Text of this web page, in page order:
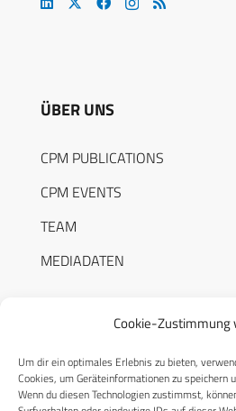
Cookie-Zustimmung
Um dir ein optimales Erlebnis zu bieten,
Cookies, um Geräteinformationen zu speichern
Wenn du diesen Technologien zustimmst,
ÜBER UNS
CPM PUBLICATIONS
CPM EVENTS
TEAM
MEDIADATEN
RECHTLICHES